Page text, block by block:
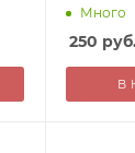
Турция
Много
250
В